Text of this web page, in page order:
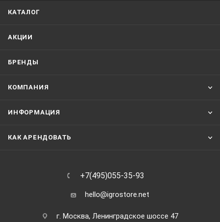
КАТАЛОГ
АКЦИИ
БРЕНДЫ
КОМПАНИЯ
ИНФОРМАЦИЯ
КАК АРЕНДОВАТЬ
+7(495)055-35-93
hello@igrostore.net
г. Москва, Ленинградское шоссе 47